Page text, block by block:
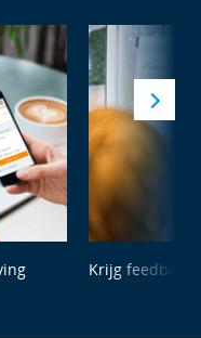
Krijg feedback